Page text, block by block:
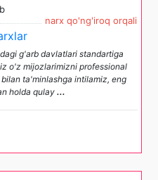
narx qo'ng'iroq orqali
g'arb davlatlari standartiga
o'z mijozlarimizni professional
ta'minlashga intilamiz, eng
holda qulay ...